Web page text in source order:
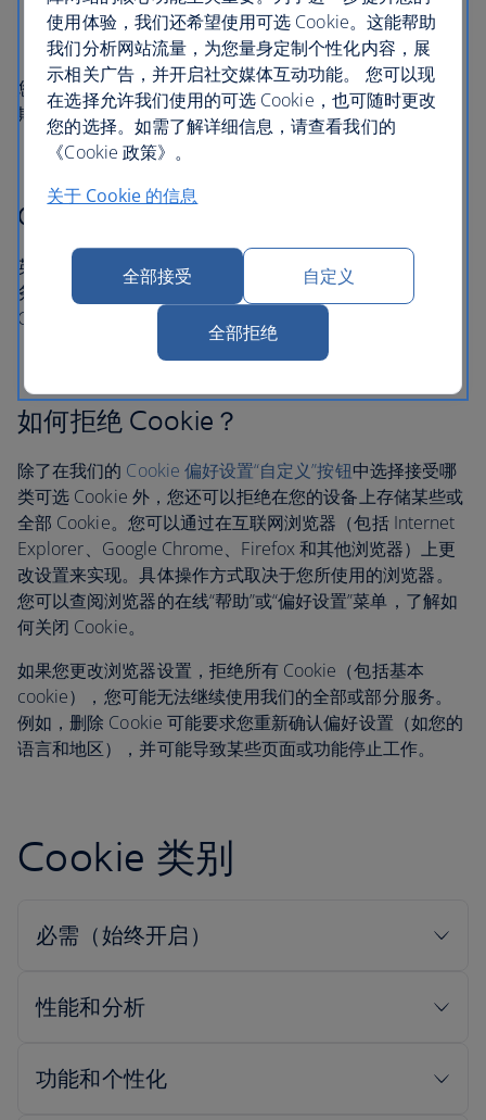
在您关闭浏览器后，会话 Cookie 即失效
持久 Cookie 将保留一段时间或直到您将其删除
您可以在我们的Cookie 列表中了解每个 Cookie 的有效
期。
Cookie 的责任主体
英国航空集团旗下每家运营网站、应用程序或其他数字服
务（且涉及 Cookie 使用）的公司，需对其服务中所设置的
Cookie 负责。
如何拒绝 Cookie？
除了在我们的 Cookie 偏好设置“自定义”按钮中选择接受哪
类可选 Cookie 外，您还可以拒绝在您的设备上存储某些或
全部 Cookie。您可以通过在互联网浏览器（包括 Internet
Explorer、Google Chrome、Firefox 和其他浏览器）上更
改设置来实现。具体操作方式取决于您所使用的浏览器。
您可以查阅浏览器的在线“帮助”或“偏好设置”菜单，了解如
何关闭 Cookie。
如果您更改浏览器设置，拒绝所有 Cookie（包括基本
cookie），您可能无法继续使用我们的全部或部分服务。
例如，删除 Cookie 可能要求您重新确认偏好设置（如您的
语言和地区），并可能导致某些页面或功能停止工作。
Cookie 类别
使用体验，我们还希望使用可选 Cookie。这能帮助
我们分析网站流量，为您量身定制个性化内容，展
示相关广告，并开启社交媒体互动功能。 您可以现
在选择允许我们使用的可选 Cookie，也可随时更改
您的选择。如需了解详细信息，请查看我们的
《Cookie 政策》。
关于 Cookie 的信息
全部接受 自定义
全部拒绝